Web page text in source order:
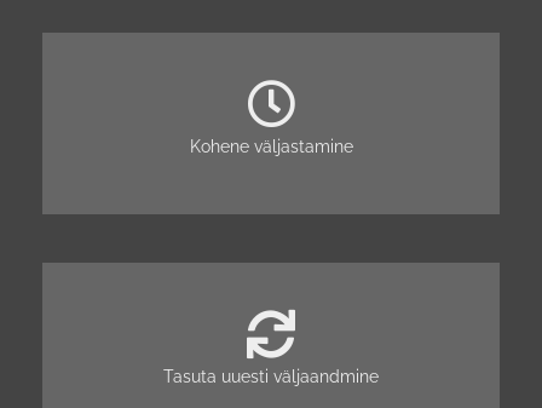
Kohene väljastamine
Tasuta uuesti väljaandmine